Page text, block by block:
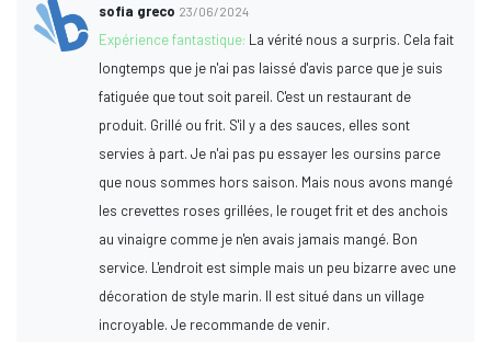
sofia greco 23/06/2024
Expérience fantastique: La vérité nous a surpris. Cela fait
longtemps que je n'ai pas laissé d'avis parce que je suis
fatiguée que tout soit pareil. C'est un restaurant de
produit. Grillé ou frit. S'il y a des sauces, elles sont
servies à part. Je n'ai pas pu essayer les oursins parce
que nous sommes hors saison. Mais nous avons mangé
les crevettes roses grillées, le rouget frit et des anchois
au vinaigre comme je n'en avais jamais mangé. Bon
service. L'endroit est simple mais un peu bizarre avec une
décoration de style marin. Il est situé dans un village
incroyable. Je recommande de venir.